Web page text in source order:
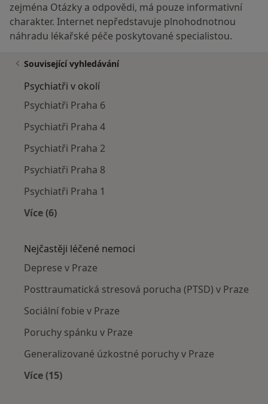
zejména Otázky a odpovědi, má pouze informativní
charakter. Internet nepředstavuje plnohodnotnou
náhradu lékařské péče poskytované specialistou.
Související vyhledávání
Psychiatři v okolí
Psychiatři Praha 6
Psychiatři Praha 4
Psychiatři Praha 2
Psychiatři Praha 8
Psychiatři Praha 1
Více (6)
Nejčastěji léčené nemoci
Deprese v Praze
Posttraumatická stresová porucha (PTSD) v Praze
Sociální fobie v Praze
Poruchy spánku v Praze
Generalizované úzkostné poruchy v Praze
Více (15)